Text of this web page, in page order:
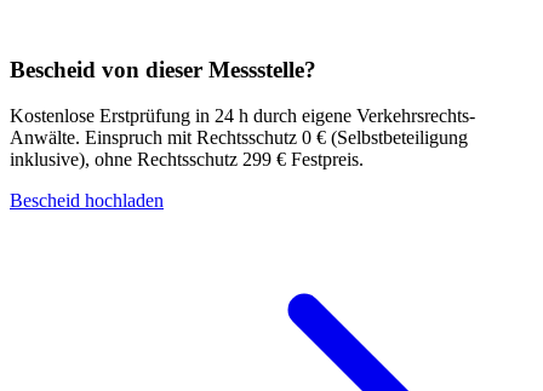
Bescheid von dieser Messstelle?
Kostenlose Erstprüfung in 24 h durch eigene Verkehrsrechts-
Anwälte. Einspruch mit Rechtsschutz 0 € (Selbstbeteiligung
inklusive), ohne Rechtsschutz 299 € Festpreis.
Bescheid hochladen